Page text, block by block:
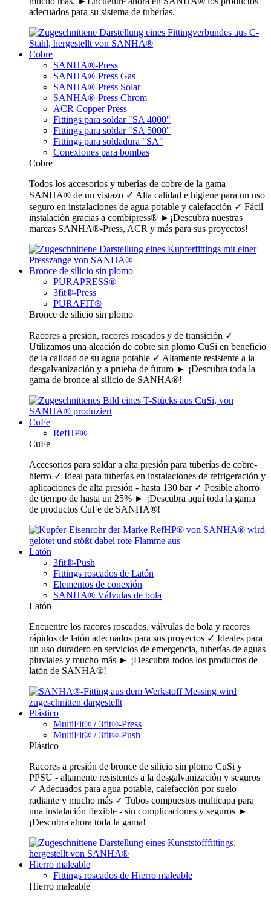
adecuados para su sistema de tuberías.
Cobre
SANHA®-Press
SANHA®-Press Gas
SANHA®-Press Solar
SANHA®-Press Chrom
ACR Copper Press
Fittings para soldar "SA 4000"
Fittings para soldar "SA 5000"
Fittings para soldadura "SA"
Conexiones para bombas
Cobre
Todos los accesorios y tuberías de cobre de la gama
SANHA® de un vistazo ✓ Alta calidad e higiene para un uso
seguro en instalaciones de agua potable y calefacción ✓ Fácil
instalación gracias a combipress® ►¡Descubra nuestras
marcas SANHA®-Press, ACR y más para sus proyectos!
Bronce de silicio sin plomo
PURAPRESS®
3fit®-Press
PURAFIT®
Bronce de silicio sin plomo
Racores a presión, racores roscados y de transición ✓
Utilizamos una aleación de cobre sin plomo CuSi en beneficio
de la calidad de su agua potable ✓ Altamente resistente a la
desgalvanización y a prueba de futuro ► ¡Descubra toda la
gama de bronce al silicio de SANHA®!
CuFe
RefHP®
CuFe
Accesorios para soldar a alta presión para tuberías de cobre-
hierro ✓ Ideal para tuberías en instalaciones de refrigeración y
aplicaciones de alta presión - hasta 130 bar ✓ Posible ahorro
de tiempo de hasta un 25% ► ¡Descubra aquí toda la gama
de productos CuFe de SANHA®!
Latón
3fit®-Push
Fittings roscados de Latón
Elementos de conexión
SANHA® Válvulas de bola
Latón
Encuentre los racores roscados, válvulas de bola y racores
rápidos de latón adecuados para sus proyectos ✓ Ideales para
un uso duradero en servicios de emergencia, tuberías de aguas
pluviales y mucho más ► ¡Descubra todos los productos de
latón de SANHA®!
Plástico
MultiFit® / 3fit®-Press
MultiFit® / 3fit®-Push
Plástico
Racores a presión de bronce de silicio sin plomo CuSi y
PPSU - altamente resistentes a la desgalvanización y seguros
✓ Adecuados para agua potable, calefacción por suelo
radiante y mucho más ✓ Tubos compuestos multicapa para
una instalación flexible - sin complicaciones y seguros ►
¡Descubra ahora toda la gama!
Hierro maleable
Fittings roscados de Hierro maleable
Hierro maleable